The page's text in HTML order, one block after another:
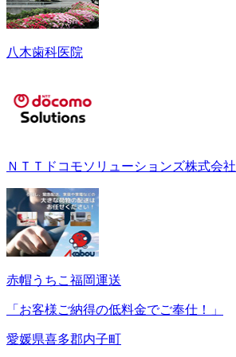
八木歯科医院
ＮＴＴドコモソリューションズ株式会社
赤帽うちこ福岡運送
「お客様ご納得の低料金でご奉仕！」
愛媛県喜多郡内子町